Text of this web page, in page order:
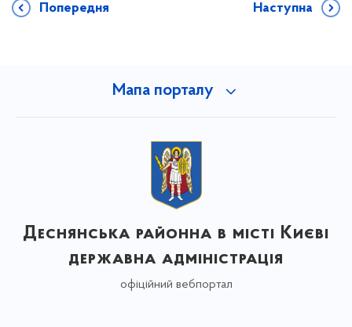
Попередня Наступна
Мапа порталу
Деснянська районна в місті Києві
державна адміністрація
офіційний вебпортал